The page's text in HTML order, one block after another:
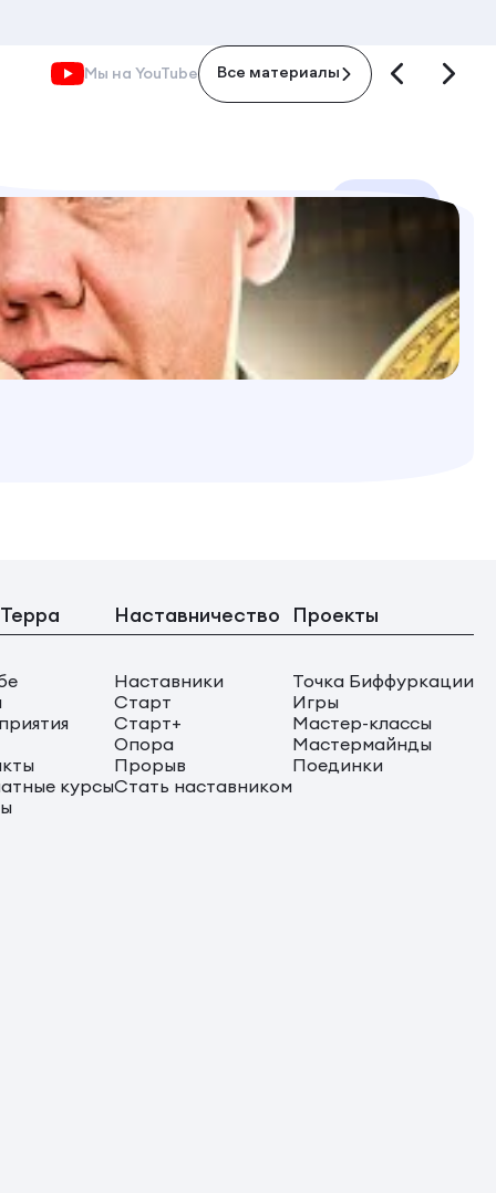
Мы на YouTube Все материалы
курсы
Наставничество
Наставники
Старт
Старт+
Опора
Прорыв
Стать наставником
Проекты
Точка Биффуркации
Игры
Мастер-классы
Мастермайнды
Поединки